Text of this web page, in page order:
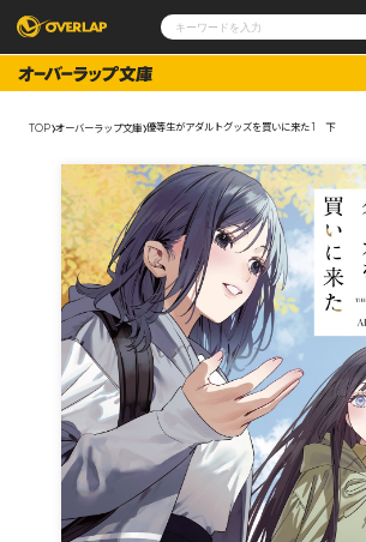
コミックガルド
コミッククリエ
文庫
ノベルス
その他
コミックエッセイ
ポケットモンスター
アニメ
ゲーム
通販・
OVERLAP
オーバーラッ
企業
会社概要
採用情報
アクセス
オーバーラップホールディングス
お問い合
オーバーラップ文庫
オーバーラップノベルス
オーバーラップノベルスf
TOP オーバーラップ文庫 優等生がアダルトグッズを買いに来た 1 下